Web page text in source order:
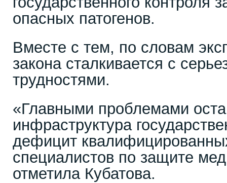
опасных патогенов.
Вместе с тем, по словам
закона сталкивается с
трудностями.
«Главными проблемами
инфраструктура
дефицит
специалистов по защите
отметила Кубатова.